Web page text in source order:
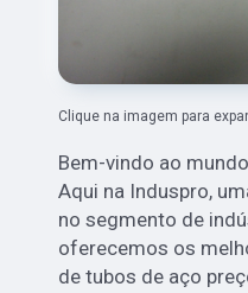
Clique na imagem para
Bem-vindo ao
Aqui na Induspro,
no segmento de
oferecemos os
de tubos de aço